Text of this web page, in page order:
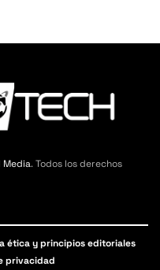
Media. Todos los derechos
ética y principios editoriales
privacidad